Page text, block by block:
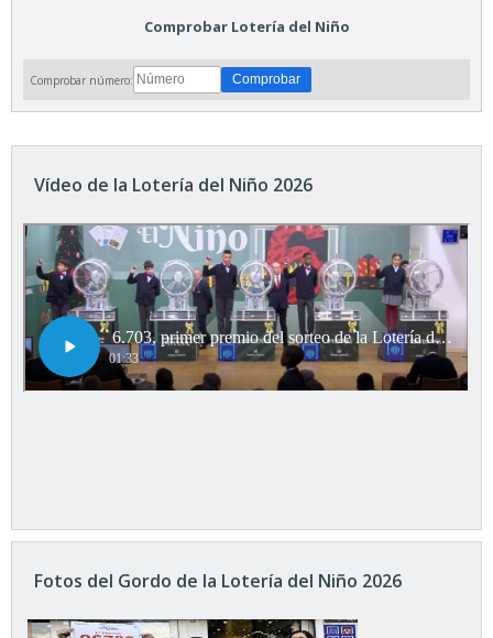
Comprobar Lotería del Niño
Comprobar número:
Vídeo de la Lotería del Niño 2026
Fotos del Gordo de la Lotería del Niño 2026